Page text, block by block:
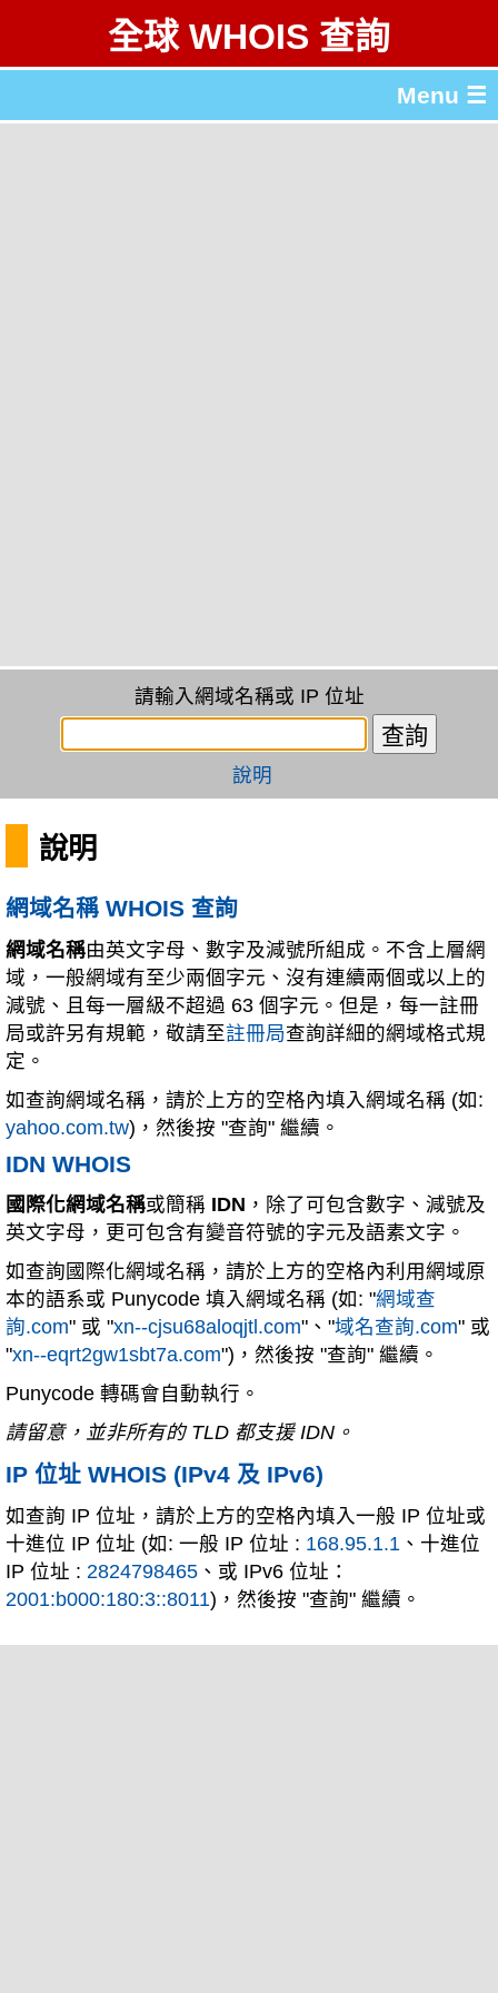
全球 WHOIS 查詢
Menu ☰
請輸入網域名稱或 IP 位址
說明
說明
網域名稱 WHOIS 查詢
網域名稱由英文字母、數字及減號所組成。不含上層網
域，一般網域有至少兩個字元、沒有連續兩個或以上的
減號、且每一層級不超過 63 個字元。但是，每一註冊
局或許另有規範，敬請至註冊局查詢詳細的網域格式規
定。
如查詢網域名稱，請於上方的空格內填入網域名稱 (如:
yahoo.com.tw)，然後按 "查詢" 繼續。
IDN WHOIS
國際化網域名稱或簡稱 IDN ，除了可包含數字、減號及
英文字母，更可包含有變音符號的字元及語素文字。
如查詢國際化網域名稱，請於上方的空格內利用網域原
本的語系或 Punycode 填入網域名稱 (如: "網域查
詢.com" 或 "xn--cjsu68aloqjtl.com"、"域名查詢.com" 或
"xn--eqrt2gw1sbt7a.com")，然後按 "查詢" 繼續。
Punycode 轉碼會自動執行。
請留意，並非所有的 TLD 都支援 IDN。
IP 位址 WHOIS (IPv4 及 IPv6)
如查詢 IP 位址，請於上方的空格內填入一般 IP 位址或
十進位 IP 位址 (如: 一般 IP 位址 : 168.95.1.1 、十進位
IP 位址 : 2824798465 、或 IPv6 位址：
2001:b000:180:3::8011)，然後按 "查詢" 繼續。